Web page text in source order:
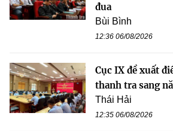
đua
Bùi Bình
12:36 06/08/2026
Cục IX đề xuất
thanh tra sang
Thái Hải
12:35 06/08/2026